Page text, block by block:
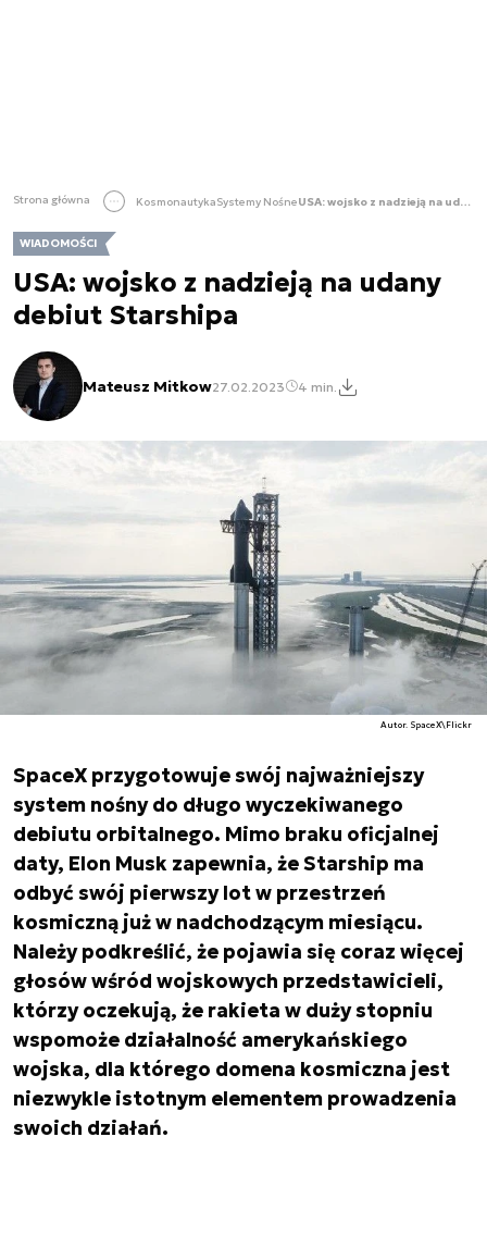
Strona główna KosmonautykaSystemy Nośne USA: wojsko z nadzieją na udany debiut Starshipa
WIADOMOŚCI
USA: wojsko z nadzieją na udany
debiut Starshipa
Mateusz Mitkow27.02.2023 4 min.
Autor. SpaceX\Flickr
SpaceX przygotowuje swój najważniejszy
system nośny do długo wyczekiwanego
debiutu orbitalnego. Mimo braku oficjalnej
daty, Elon Musk zapewnia, że Starship ma
odbyć swój pierwszy lot w przestrzeń
kosmiczną już w nadchodzącym miesiącu.
Należy podkreślić, że pojawia się coraz więcej
głosów wśród wojskowych przedstawicieli,
którzy oczekują, że rakieta w duży stopniu
wspomoże działalność amerykańskiego
wojska, dla którego domena kosmiczna jest
niezwykle istotnym elementem prowadzenia
swoich działań.